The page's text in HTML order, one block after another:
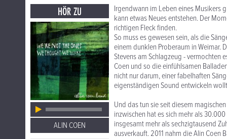
HÖR ZU
ALIN COEN
Irgendwann im Leben eines Musikers
kann etwas Neues entstehen. Der
richtigen Fleck finden.
So muss es gewesen sein, als die
einem dunklen Proberaum in Weimar.
Stevens am Schlagzeug - vermochten
Coen und so die einfühlsamen
nicht nur darum, einer fabelhaften
eigenständigen Sound entwickeln
Und das tun sie seit diesem
inzwischen hat es sich mehr als
insgesamt mehr als sechzigtausend
ausverkauft. 2011 nahm die Alin Coen